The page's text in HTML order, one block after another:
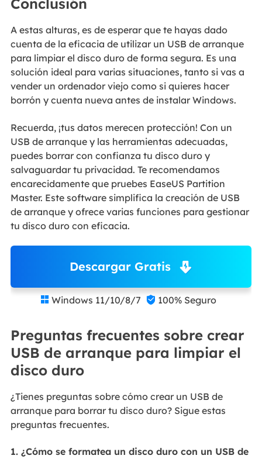
Conclusión
A estas alturas, es de esperar que te hayas dado
cuenta de la eficacia de utilizar un USB de arranque
para limpiar el disco duro de forma segura. Es una
solución ideal para varias situaciones, tanto si vas a
vender un ordenador viejo como si quieres hacer
borrón y cuenta nueva antes de instalar Windows.
Recuerda, ¡tus datos merecen protección! Con un
USB de arranque y las herramientas adecuadas,
puedes borrar con confianza tu disco duro y
salvaguardar tu privacidad. Te recomendamos
encarecidamente que pruebes EaseUS Partition
Master. Este software simplifica la creación de USB
de arranque y ofrece varias funciones para gestionar
tu disco duro con eficacia.
Descargar Gratis
 Windows 11/10/8/7  100% Seguro
Preguntas frecuentes sobre crear
USB de arranque para limpiar el
disco duro
¿Tienes preguntas sobre cómo crear un USB de
arranque para borrar tu disco duro? Sigue estas
preguntas frecuentes.
1. ¿Cómo se formatea un disco duro con un USB de